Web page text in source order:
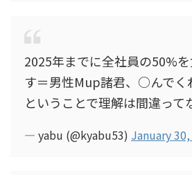
2025年までに全社員の50%
す＝男性Mup諸君、○んでく
ということで理解は間違って
— yabu (@kyabu53) January